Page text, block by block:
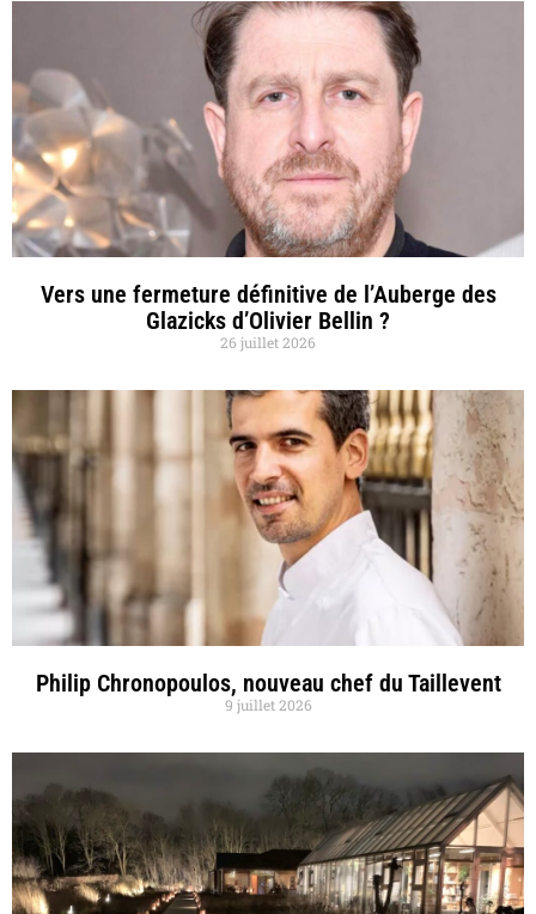
Vers une fermeture définitive de l’Auberge des
Glazicks d’Olivier Bellin ?
26 juillet 2026
Philip Chronopoulos, nouveau chef du Taillevent
9 juillet 2026